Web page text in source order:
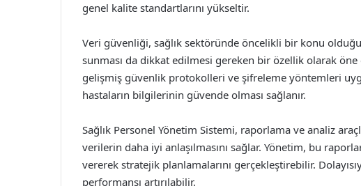
genel kalite standartlarını yükseltir.
Veri güvenliği, sağlık sektöründe öncelikli bir konu
sunması da dikkat edilmesi gereken bir özellik olarak öne
gelişmiş güvenlik protokolleri ve şifreleme yöntemleri
hastaların bilgilerinin güvende olması sağlanır.
Sağlık Personel Yönetim Sistemi, raporlama ve analiz
verilerin daha iyi anlaşılmasını sağlar. Yönetim, bu
vererek stratejik planlamalarını gerçekleştirebilir.
performansı artırılabilir.